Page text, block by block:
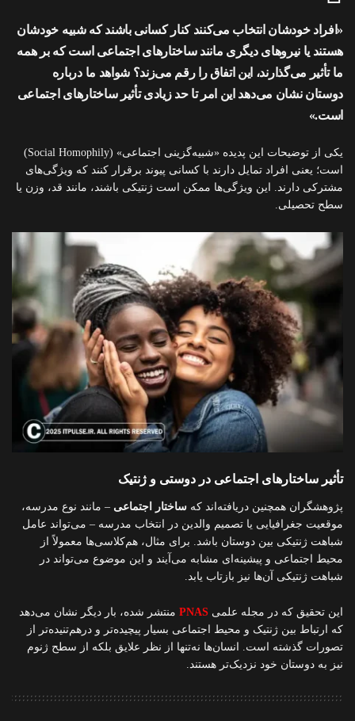
«افراد خودشان انتخاب می‌کنند کنار کسانی باشند که شبیه خودشان
هستند یا نیروهای دیگری مانند ساختارهای اجتماعی است که بر همه
ما تأثیر می‌گذارند، این اتفاق را رقم می‌زند؟ شواهد ما درباره
دوستان نشان می‌دهد این امر تا حد زیادی تأثیر ساختارهای اجتماعی
است.»
یکی از توضیحات این پدیده «شبیه‌گزینی اجتماعی» (Social Homophily)
است؛ یعنی افراد تمایل دارند با کسانی پیوند برقرار کنند که ویژگی‌های
مشترکی دارند. این ویژگی‌ها ممکن است ژنتیکی باشند، مانند قد، وزن یا
سطح تحصیلی.
تأثیر ساختارهای اجتماعی در دوستی و ژنتیک
پژوهشگران همچنین دریافته‌اند که ساختار اجتماعی – مانند نوع مدرسه،
موقعیت جغرافیایی یا تصمیم والدین در انتخاب مدرسه – می‌تواند عامل
شباهت ژنتیکی بین دوستان باشد. برای مثال، هم‌کلاسی‌ها معمولاً از
محیط اجتماعی و پیشینه‌ای مشابه می‌آیند و این موضوع می‌تواند در
شباهت ژنتیکی آن‌ها نیز بازتاب یابد.
این تحقیق که در مجله علمی PNAS منتشر شده، بار دیگر نشان می‌دهد
که ارتباط بین ژنتیک و محیط اجتماعی بسیار پیچیده‌تر و درهم‌تنیده‌تر از
تصورات گذشته است. انسان‌ها نه‌تنها از نظر علایق بلکه از سطح ژنوم
نیز به دوستان خود نزدیک‌تر هستند.